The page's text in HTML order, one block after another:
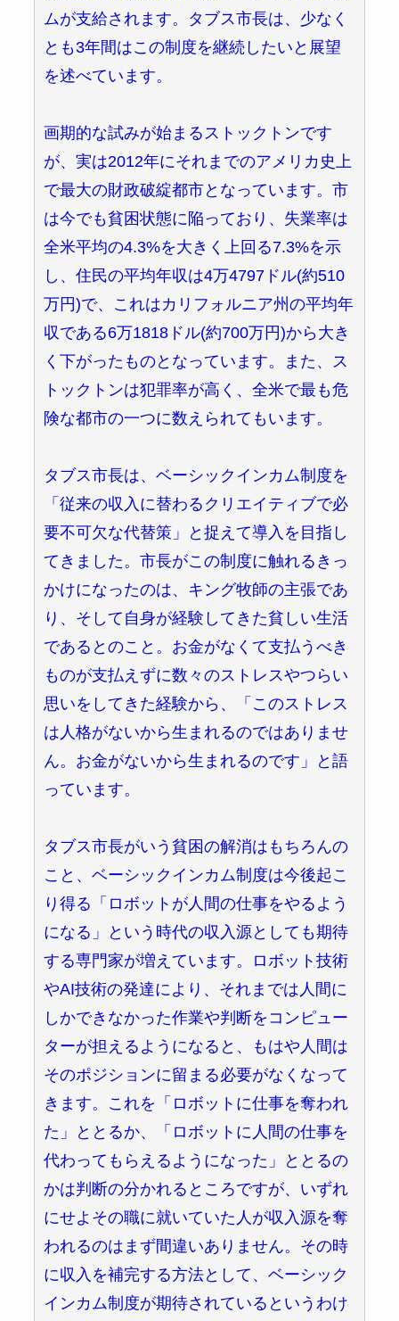
ムが支給されます。タブス市長は、少なく
とも3年間はこの制度を継続したいと展望
を述べています。
画期的な試みが始まるストックトンです
が、実は2012年にそれまでのアメリカ史上
で最大の財政破綻都市となっています。市
は今でも貧困状態に陥っており、失業率は
全米平均の4.3%を大きく上回る7.3%を示
し、住民の平均年収は4万4797ドル(約510
万円)で、これはカリフォルニア州の平均年
収である6万1818ドル(約700万円)から大き
く下がったものとなっています。また、ス
トックトンは犯罪率が高く、全米で最も危
険な都市の一つに数えられてもいます。
タブス市長は、ベーシックインカム制度を
「従来の収入に替わるクリエイティブで必
要不可欠な代替策」と捉えて導入を目指し
てきました。市長がこの制度に触れるきっ
かけになったのは、キング牧師の主張であ
り、そして自身が経験してきた貧しい生活
であるとのこと。お金がなくて支払うべき
ものが支払えずに数々のストレスやつらい
思いをしてきた経験から、「このストレス
は人格がないから生まれるのではありませ
ん。お金がないから生まれるのです」と語
っています。
タブス市長がいう貧困の解消はもちろんの
こと、ベーシックインカム制度は今後起こ
り得る「ロボットが人間の仕事をやるよう
になる」という時代の収入源としても期待
する専門家が増えています。ロボット技術
やAI技術の発達により、それまでは人間に
しかできなかった作業や判断をコンピュー
ターが担えるようになると、もはや人間は
そのポジションに留まる必要がなくなって
きます。これを「ロボットに仕事を奪われ
た」ととるか、「ロボットに人間の仕事を
代わってもらえるようになった」ととるの
かは判断の分かれるところですが、いずれ
にせよその職に就いていた人が収入源を奪
われるのはまず間違いありません。その時
に収入を補完する方法として、ベーシック
インカム制度が期待されているというわけ